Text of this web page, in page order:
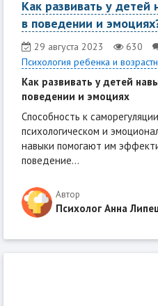
Как развивать у детей
в поведении и
29 августа 2023 630
Психология ребенка и
Как развивать у детей
поведении и эмоциях
Способность к
психологическом и
навыки помогают им
поведение...
Автор
Психолог Анна